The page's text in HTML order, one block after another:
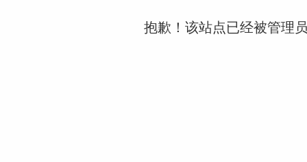
抱歉！该站点已经被管理